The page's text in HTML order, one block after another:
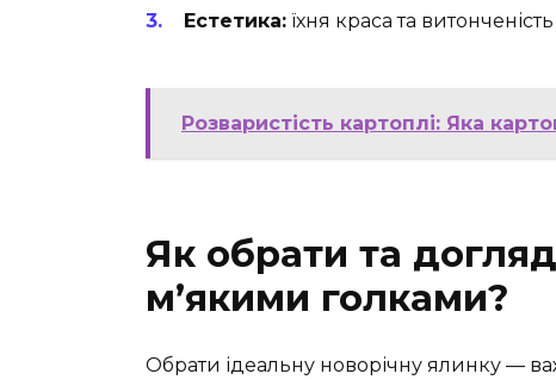
Естетика: їхня краса та
Розваристість картоплі: Яка
Як обрати та
м’якими голками?
Обрати ідеальну новорічну ялинку —